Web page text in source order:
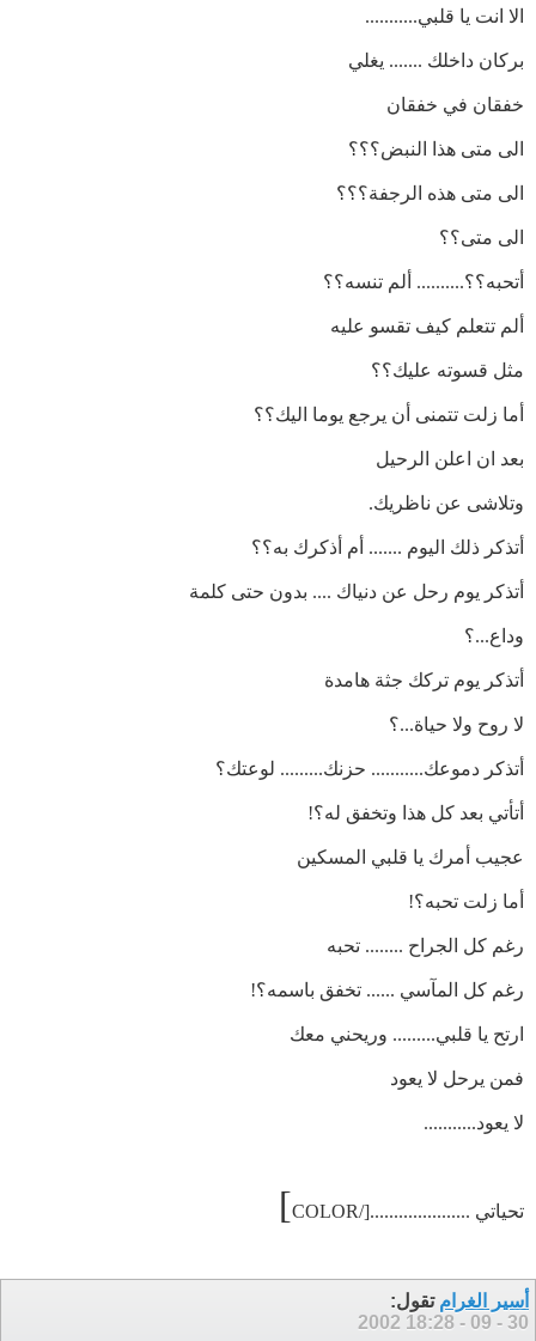
الا انت يا قلبي...........
بركان داخلك ....... يغلي
خفقان في خفقان
الى متى هذا النبض؟؟؟
الى متى هذه الرجفة؟؟؟
الى متى؟؟
أتحبه؟؟.......... ألم تنسه؟؟
ألم تتعلم كيف تقسو عليه
مثل قسوته عليك؟؟
أما زلت تتمنى أن يرجع يوما اليك؟؟
بعد ان اعلن الرحيل
وتلاشى عن ناظريك.
أتذكر ذلك اليوم ....... أم أذكرك به؟؟
أتذكر يوم رحل عن دنياك .... بدون حتى كلمة
وداع...؟
أتذكر يوم تركك جثة هامدة
لا روح ولا حياة...؟
أتذكر دموعك........... حزنك......... لوعتك؟
أتأتي بعد كل هذا وتخفق له؟!
عجيب أمرك يا قلبي المسكين
أما زلت تحبه؟!
رغم كل الجراح ........ تحبه
رغم كل المآسي ...... تخفق باسمه؟!
ارتح يا قلبي......... وريحني معك
فمن يرحل لا يعود
لا يعود...........
تحياتي .....................[/COLOR ]
أسير الغرام تقول:
30 - 09 - 2002
18:28